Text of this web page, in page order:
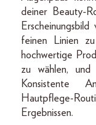
deiner Beauty-
feinen Linien
hochwertige
zu wählen, und
Konsistente
Hautpflege-
Ergebnissen.